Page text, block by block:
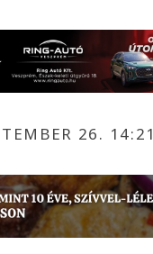
26. 14:21